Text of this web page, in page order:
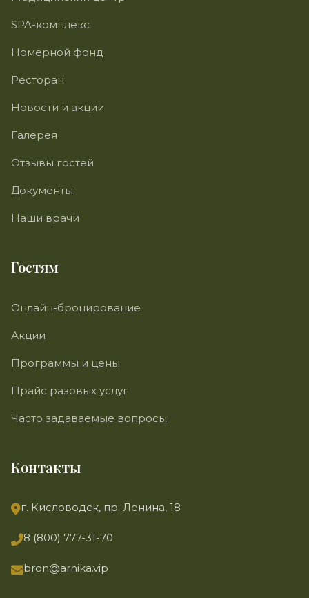
SPA-комплекс
Номерной фонд
Ресторан
Новости и акции
Галерея
Отзывы гостей
Документы
Наши врачи
Гостям
Онлайн-бронирование
Акции
Программы и цены
Прайс разовых услуг
Часто задаваемые вопросы
Контакты
г. Кисловодск, пр. Ленина, 18
8 (800) 777-31-70
bron@arnika.vip